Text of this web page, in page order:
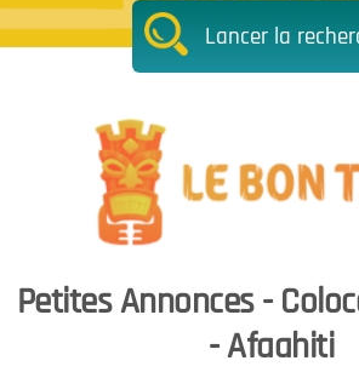
Lancer la
Petites Annonces -
- Afaahiti